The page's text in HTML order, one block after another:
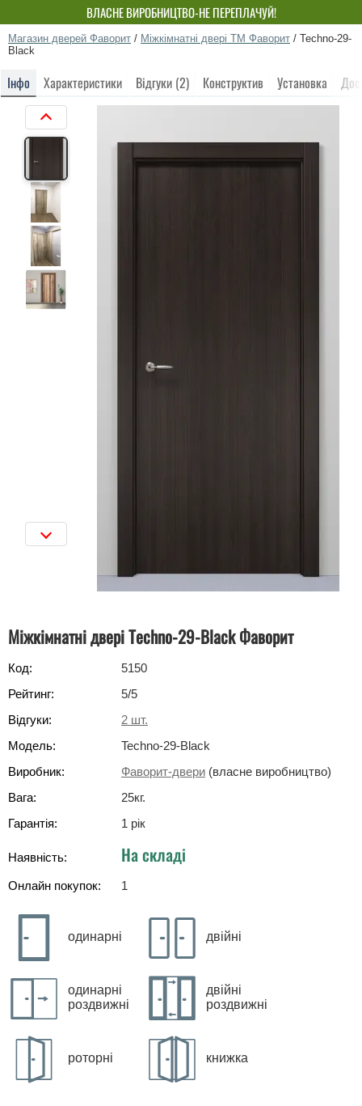
ВЛАСНЕ ВИРОБНИЦТВО-НЕ ПЕРЕПЛАЧУЙ!
Магазин дверей Фаворит / Міжкімнатні двері ТМ Фаворит / Techno-29-
Black
Інфо Характеристики Відгуки (2) Конструктив Установка
Міжкімнатні двері Techno-29-Black Фаворит
Код:
5150
Рейтинг:
5/5
Відгуки:
2 шт.
Модель:
Techno-29-Black
Виробник:
Фаворит-двери (власне виробництво)
Вага:
25кг.
Гарантія:
1 рік
Наявність: На складі
Онлайн покупок: 1
одинарні двійні
одинарні
роздвижні
двійні
роздвижні
роторні книжка